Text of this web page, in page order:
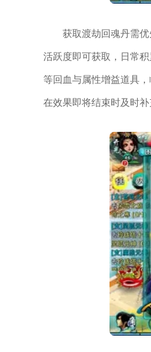
获取渡劫回魂丹需
活跃度即可获取，日常
等回血与属性增益道具
在效果即将结束时及时补